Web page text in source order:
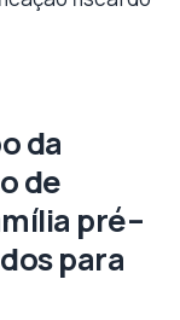
da
de
pré–
para